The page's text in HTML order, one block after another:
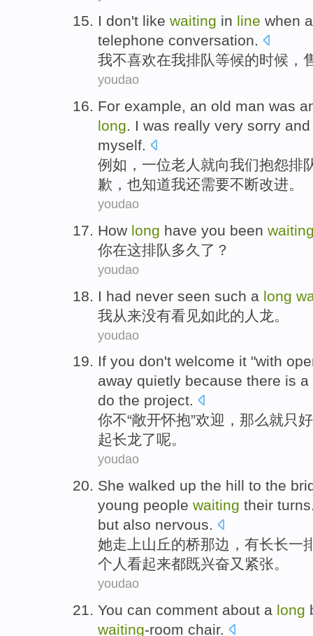
I don't like waiting in line when
telephone conversation.
我不喜欢在我排队等候的时候，
youdao
For example, an old man was
long. I was really very sorry
myself.
例如 ， 一位老人 就向我们抱怨排
歉 ， 也知道我还需要不断改进。
youdao
How long have you been
你在这排队 多久 了？
youdao
I had never seen such a long
我从来没有看见如此的 人龙 。
youdao
If you don't welcome it "with
away quietly because there is a
do the project.
你不“敞开怀抱”欢迎 ， 那么就只好
起长龙了呢。
youdao
She walked up the hill to the
young people waiting their turns
but also nervous.
她走上山丘的桥那边 ， 有长长一
个 人看起来都既兴奋又紧张。
youdao
You can comment about a long
waiting-room chair.